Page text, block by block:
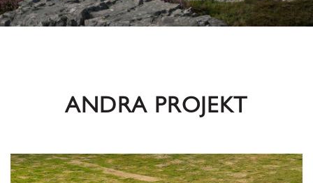
ANDRA PROJEKT